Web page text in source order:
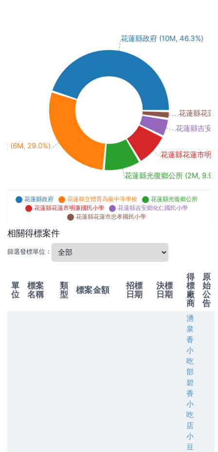
花蓮縣政府 (10M, 46.3%)
(6M, 29.0%)
花蓮縣光復鄉公所 (2M,
花蓮縣花蓮市明
花蓮縣吉安
花蓮縣花蓮
花蓮縣政府 花蓮縣立體育高級中等學校
花蓮縣光復鄉公所
花蓮縣花蓮市明廉國民小學
花蓮縣吉安鄉化仁國民小學
花蓮縣花蓮市忠孝國民小學
相關得標案件
篩選發標單位：
單
位
標案
名稱
類
型
標案金額
招標
日期
決標
日期
得
標
廠
商
原
始
公
告
湧
泉
香
小
吃
部
碧
香
小
吃
店
小
豆